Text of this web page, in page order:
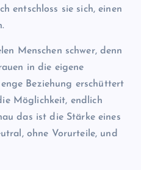
entschloss sie sich, einen
Menschen schwer, denn
in die eigene
Beziehung erschüttert
Möglichkeit, endlich
das ist die Stärke eines
ohne Vorurteile, und